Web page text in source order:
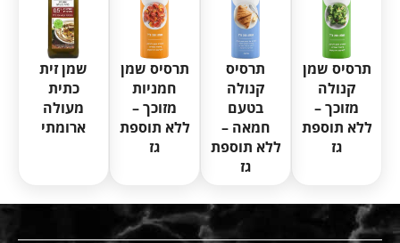
תרסיס שמן
קנולה
מזוכך –
ללא תוספת
גז
תרסיס
קנולה
בטעם
חמאה –
ללא תוספת
גז
תרסיס שמן
חמניות
מזוכך –
ללא תוספת
גז
שמן זית
כתית
מעולה
ארומתי